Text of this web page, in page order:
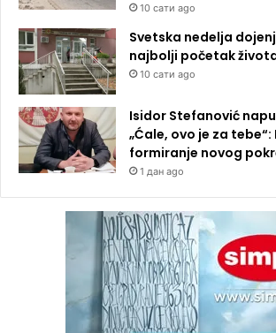
10 сати ago
Svetska nedelja
najbolji početak
10 сати ago
Isidor Stefanović
„Ćale, ovo je za
formiranje novog
1 дан ago